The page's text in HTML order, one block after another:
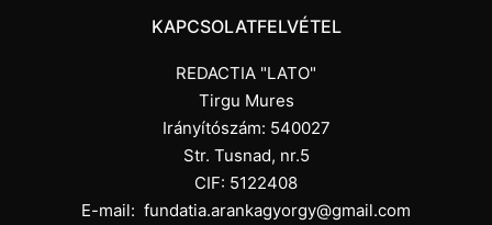
KAPCSOLATFELVÉTEL
REDACTIA "LATO"
Tirgu Mures
Irányítószám: 540027
Str. Tusnad, nr.5
CIF: 5122408
E-mail: fundatia.arankagyorgy@gmail.com